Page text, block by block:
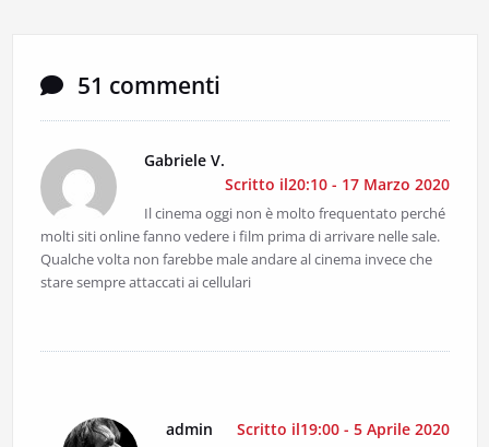
51 commenti
Gabriele V.
Scritto il20:10 - 17 Marzo 2020
Il cinema oggi non è molto frequentato perché
molti siti online fanno vedere i film prima di arrivare nelle sale.
Qualche volta non farebbe male andare al cinema invece che
stare sempre attaccati ai cellulari
admin Scritto il19:00 - 5 Aprile 2020